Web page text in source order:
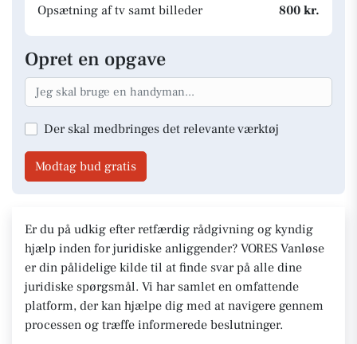
Opsætning af tv samt billeder
800 kr.
Opret en opgave
Der skal medbringes det relevante værktøj
Modtag bud gratis
Er du på udkig efter retfærdig rådgivning og kyndig
hjælp inden for juridiske anliggender? VORES Vanløse
er din pålidelige kilde til at finde svar på alle dine
juridiske spørgsmål. Vi har samlet en omfattende
platform, der kan hjælpe dig med at navigere gennem
processen og træffe informerede beslutninger.